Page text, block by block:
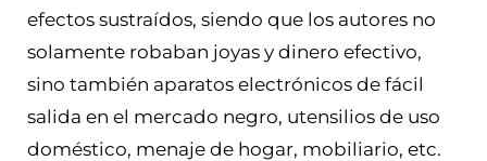
efectos sustraídos, siendo que los autores no
solamente robaban joyas y dinero efectivo,
sino también aparatos electrónicos de fácil
salida en el mercado negro, utensilios de uso
doméstico, menaje de hogar, mobiliario, etc.